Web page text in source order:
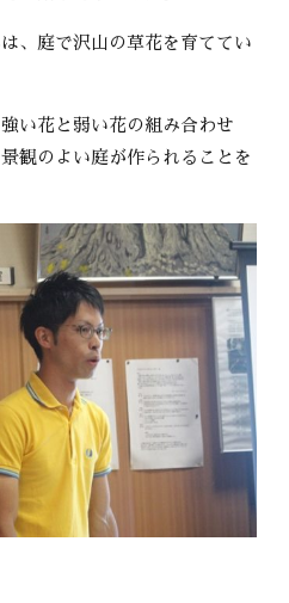
、庭で沢山の草花を育ててい
い花と弱い花の組み合わせ
観のよい庭が作られることを